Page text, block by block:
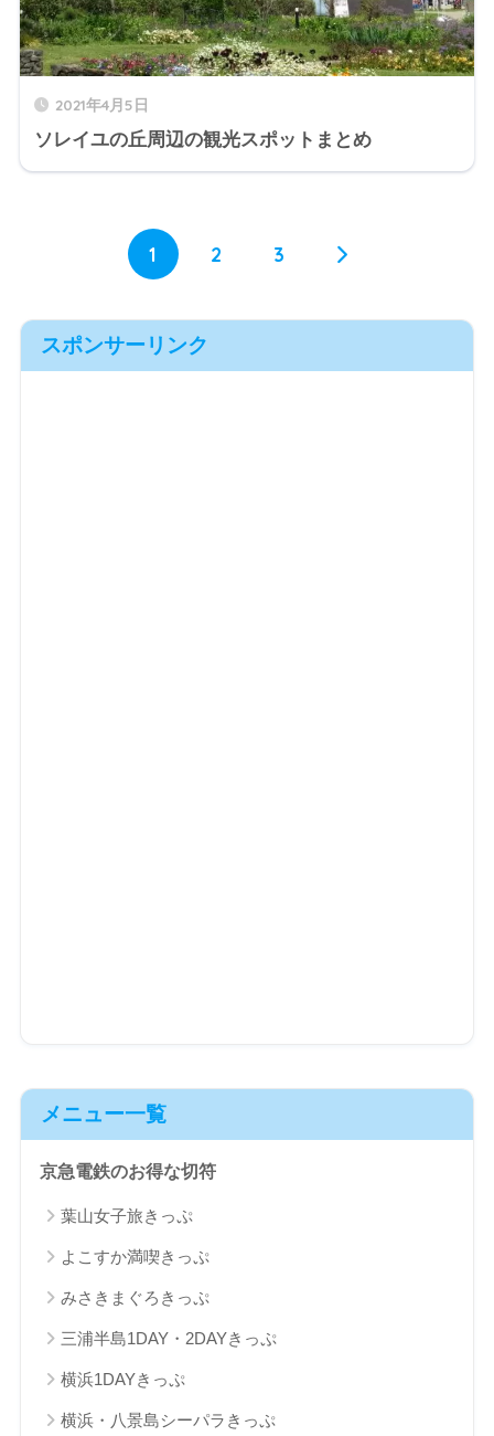
2021年4月5日
ソレイユの丘周辺の観光スポットまとめ
1 2 3
スポンサーリンク
メニュー一覧
京急電鉄のお得な切符
葉山女子旅きっぷ
よこすか満喫きっぷ
みさきまぐろきっぷ
三浦半島1DAY・2DAYきっぷ
横浜1DAYきっぷ
横浜・八景島シーパラきっぷ